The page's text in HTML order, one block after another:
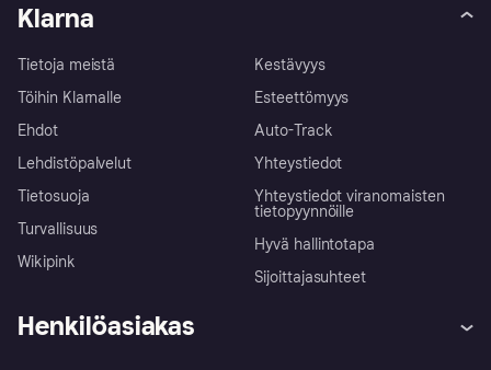
Klarna
Tietoja meistä
Töihin Klarnalle
Ehdot
Lehdistöpalvelut
Tietosuoja
Turvallisuus
Wikipink
Kestävyys
Esteettömyys
Auto-Track
Yhteystiedot
Yhteystiedot viranomaisten
tietopyynnöille
Hyvä hallintotapa
Sijoittajasuhteet
Henkilöasiakas